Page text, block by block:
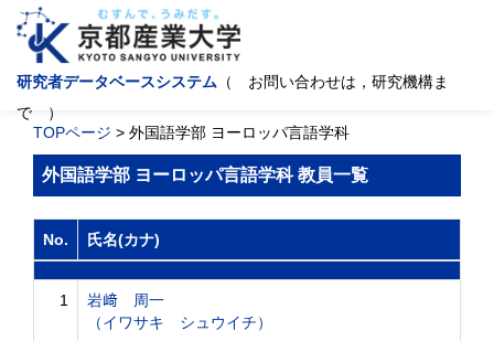
研究者データベースシステム （ お問い合わせは，研究機構ま
で ）
TOPページ > 外国語学部 ヨーロッパ言語学科
外国語学部 ヨーロッパ言語学科 教員一覧
No. 氏名(カナ)
1
岩﨑 周一
（イワサキ シュウイチ）